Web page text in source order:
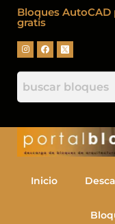
Bloques AutoCAD
gratis
Inicio